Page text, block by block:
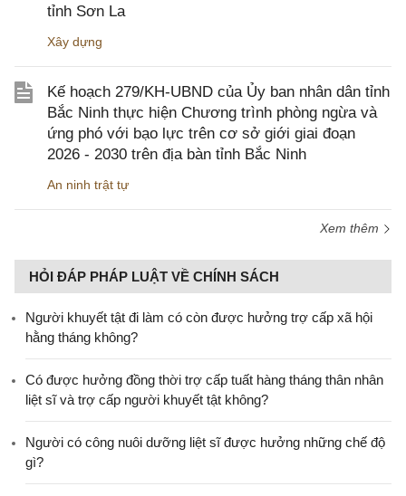
tỉnh Sơn La
Xây dựng
Kế hoạch 279/KH-UBND của Ủy ban nhân dân tỉnh
Bắc Ninh thực hiện Chương trình phòng ngừa và
ứng phó với bạo lực trên cơ sở giới giai đoạn
2026 - 2030 trên địa bàn tỉnh Bắc Ninh
An ninh trật tự
Xem thêm
HỎI ĐÁP PHÁP LUẬT VỀ CHÍNH SÁCH
Người khuyết tật đi làm có còn được hưởng trợ cấp xã hội
hằng tháng không?
​Có được hưởng đồng thời trợ cấp tuất hàng tháng thân nhân
liệt sĩ và trợ cấp người khuyết tật không?
Người có công nuôi dưỡng liệt sĩ được hưởng những chế độ
gì?